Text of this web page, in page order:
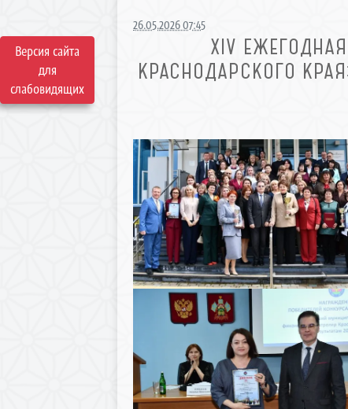
Версия сайта
для
слабовидящих
26.05.2026 07:45
XIV
КРАСНОДАРСКОГО